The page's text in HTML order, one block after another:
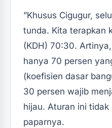
‎‎”Khusus Cigugur,
tunda. Kita terapkan
(KDH) 70:30.
hanya 70 persen
(koefisien dasar
30 persen wajib
hijau. Aturan ini tidak
paparnya.‎‎